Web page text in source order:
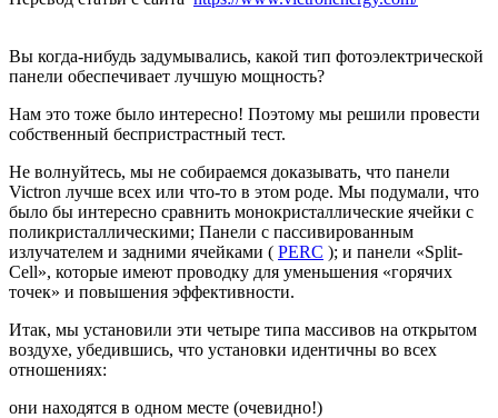
Вы когда-нибудь задумывались, какой тип фотоэлектрической
панели обеспечивает лучшую мощность?
Нам это тоже было интересно! Поэтому мы решили провести
собственный беспристрастный тест.
Не волнуйтесь, мы не собираемся доказывать, что панели
Victron лучше всех или что-то в этом роде. Мы подумали, что
было бы интересно сравнить монокристаллические ячейки с
поликристаллическими; Панели с пассивированным
излучателем и задними ячейками ( PERC ); и панели «Split-
Cell», которые имеют проводку для уменьшения «горячих
точек» и повышения эффективности.
Итак, мы установили эти четыре типа массивов на открытом
воздухе, убедившись, что установки идентичны во всех
отношениях:
они находятся в одном месте (очевидно!)